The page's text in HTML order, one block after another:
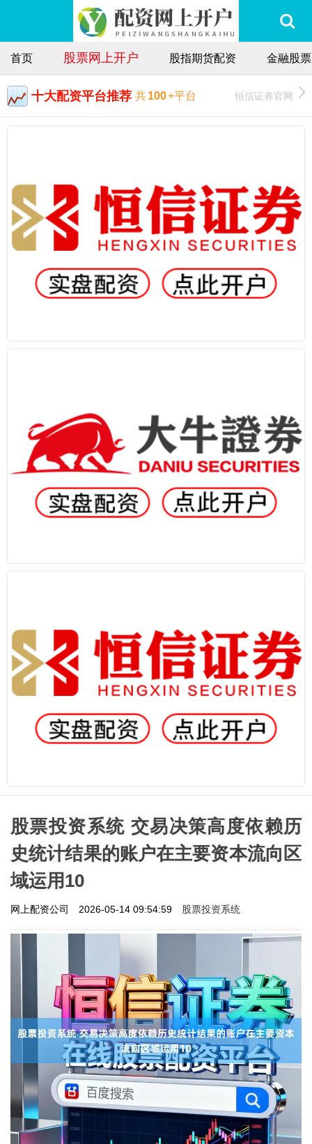
首页 股票网上开户 股指期货配资 金融股
十大配资平台推荐 共100+平台 恒信证券官网
股票投资系统 交易决策高度依赖历
史统计结果的账户在主要资本流向区
域运用10
网上配资公司 2026-05-14 09:54:59 股票投资系统